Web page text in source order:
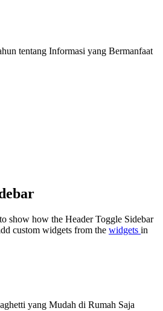
tentang Informasi yang Bermanfaat
show how the Header Toggle Sidebar
custom widgets from the widgets in
yang Mudah di Rumah Saja